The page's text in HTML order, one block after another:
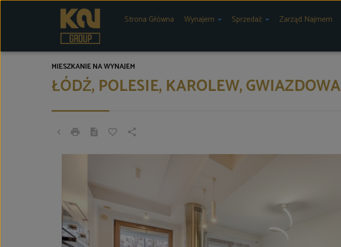
Strona Główna Wynajem Sprzedaż Zarząd Najmem
ŁÓDŹ, POLESIE, KAROLEW, GWIAZDOWA
MIESZKANIE NA WYNAJEM